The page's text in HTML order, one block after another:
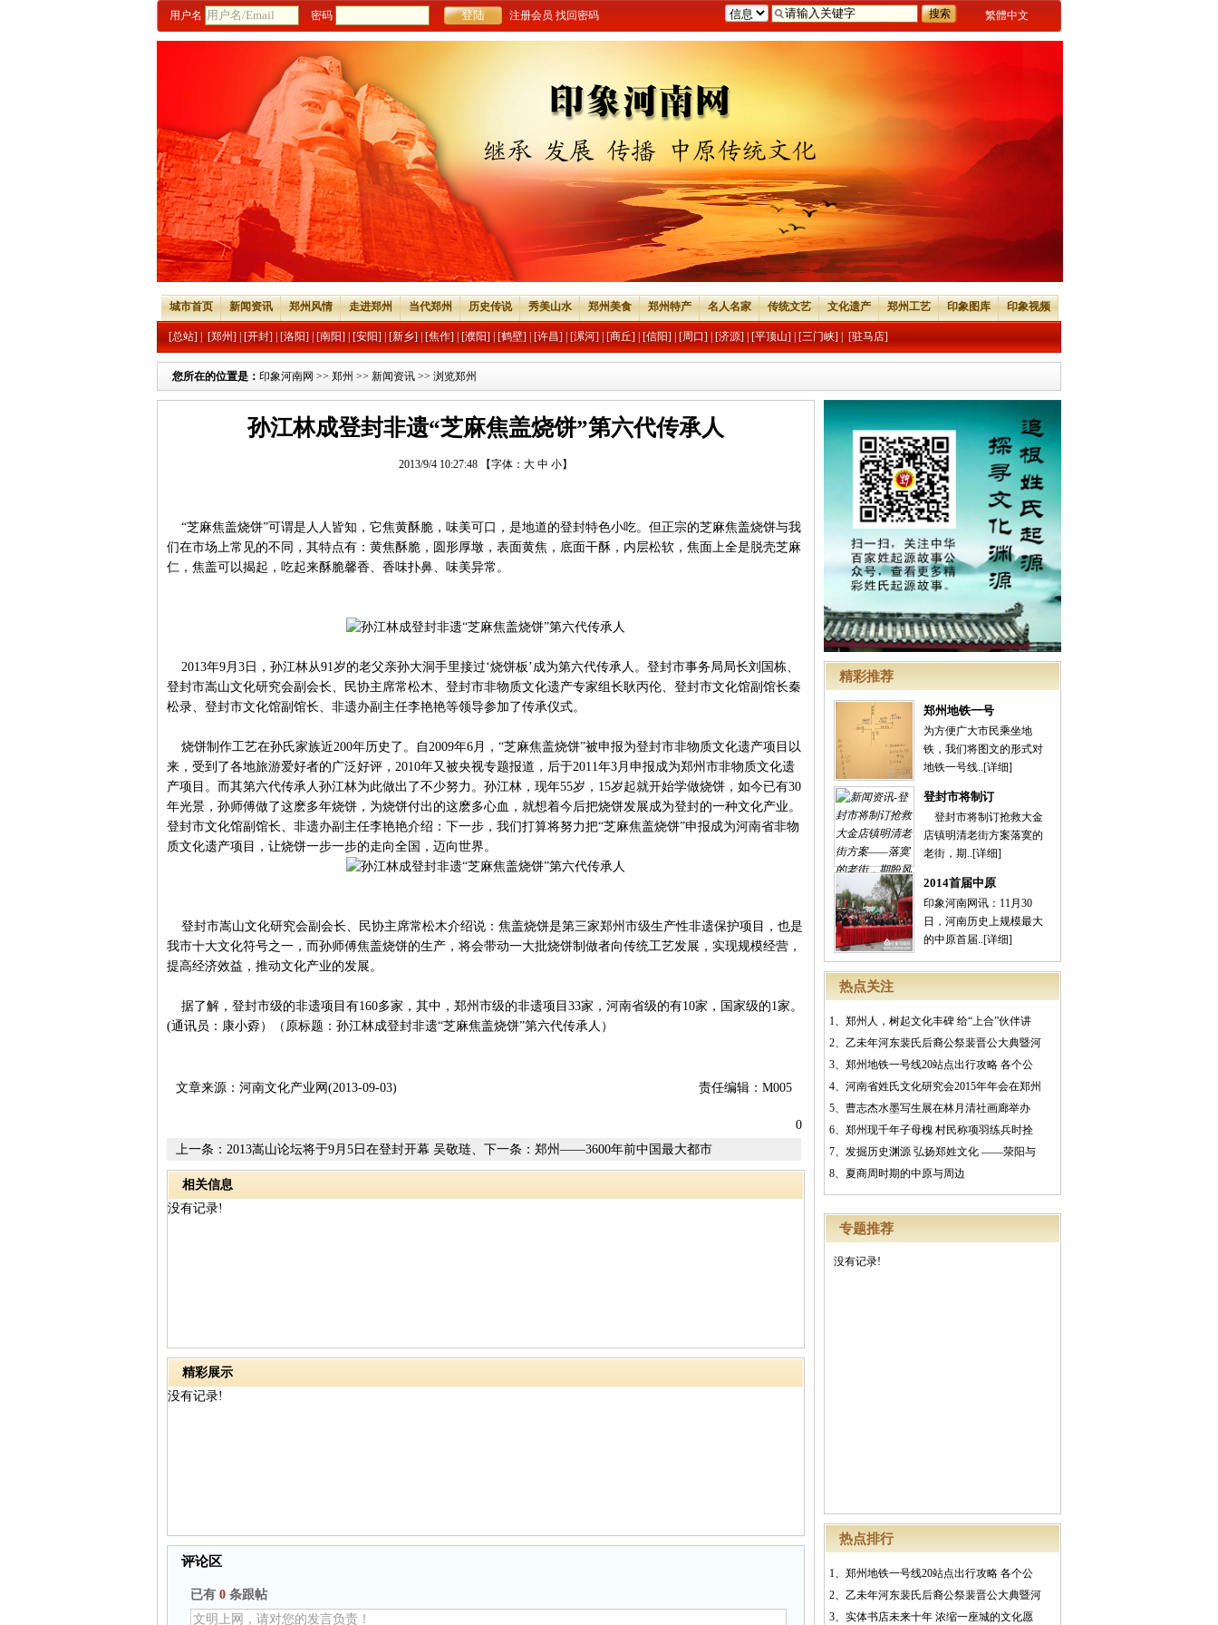
繁體中文
用户名 密码 注册会员 找回密码
城市首页 新闻资讯 郑州风情 走进郑州 当代郑州 历史传说 秀美山水 郑州美食 郑州特产 名人名家 传统文艺 文化遗产 郑州工艺 印象图库 印象视频
[总站] [郑州] [开封] [洛阳] [南阳] [安阳] [新乡] [焦作] [濮阳] [鹤壁] [许昌] [漯河] [商丘] [信阳] [周口] [济源] [平顶山] [三门峡] [驻马店]
您所在的位置是： 印象河南网 >> 郑州 >> 新闻资讯 >> 浏览郑州
精彩推荐
郑州地铁一号
为方便广大市民乘坐地
铁，我们将图文的形式对
地铁一号线..[详细]
登封市将制订
登封市将制订抢救大金
店镇明清老街方案落寞的
老街，期..[详细]
2014首届中原
印象河南网讯：11月30
日，河南历史上规模最大
的中原首届..[详细]
热点关注
1、 郑州人，树起文化丰碑 给“上合”伙伴讲
2、 乙未年河东裴氏后裔公祭裴晋公大典暨河
3、 郑州地铁一号线20站点出行攻略 各个公
4、 河南省姓氏文化研究会2015年年会在郑州
5、 曹志杰水墨写生展在林月清社画廊举办
6、 郑州现千年子母槐 村民称项羽练兵时拴
7、 发掘历史渊源 弘扬郑姓文化 ——荥阳与
8、 夏商周时期的中原与周边
专题推荐
没有记录!
热点排行
1、 郑州地铁一号线20站点出行攻略 各个公
2、 乙未年河东裴氏后裔公祭裴晋公大典暨河
3、 实体书店未来十年 浓缩一座城的文化愿
孙江林成登封非遗“芝麻焦盖烧饼”第六代传承人
2013/9/4 10:27:48 【字体： 大 中 小】
“芝麻焦盖烧饼”可谓是人人皆知，它焦黄酥脆，味美可口，是地道的登封特色小吃。但正宗的芝麻焦盖烧饼与我
们在市场上常见的不同，其特点有：黄焦酥脆，圆形厚墩，表面黄焦，底面干酥，内层松软，焦面上全是脱壳芝麻
仁，焦盖可以揭起，吃起来酥脆馨香、香味扑鼻、味美异常。
2013年9月3日，孙江林从91岁的老父亲孙大洞手里接过‘烧饼板’成为第六代传承人。登封市事务局局长刘国栋、
登封市嵩山文化研究会副会长、民协主席常松木、登封市非物质文化遗产专家组长耿丙伦、登封市文化馆副馆长秦
松录、登封市文化馆副馆长、非遗办副主任李艳艳等领导参加了传承仪式。
烧饼制作工艺在孙氏家族近200年历史了。自2009年6月，“芝麻焦盖烧饼”被申报为登封市非物质文化遗产项目以
来，受到了各地旅游爱好者的广泛好评，2010年又被央视专题报道，后于2011年3月申报成为郑州市非物质文化遗
产项目。而其第六代传承人孙江林为此做出了不少努力。孙江林，现年55岁，15岁起就开始学做烧饼，如今已有30
年光景，孙师傅做了这麽多年烧饼，为烧饼付出的这麽多心血，就想着今后把烧饼发展成为登封的一种文化产业。
登封市文化馆副馆长、非遗办副主任李艳艳介绍：下一步，我们打算将努力把“芝麻焦盖烧饼”申报成为河南省非物
质文化遗产项目，让烧饼一步一步的走向全国，迈向世界。
登封市嵩山文化研究会副会长、民协主席常松木介绍说：焦盖烧饼是第三家郑州市级生产性非遗保护项目，也是
我市十大文化符号之一，而孙师傅焦盖烧饼的生产，将会带动一大批烧饼制做者向传统工艺发展，实现规模经营，
提高经济效益，推动文化产业的发展。
据了解，登封市级的非遗项目有160多家，其中，郑州市级的非遗项目33家，河南省级的有10家，国家级的1家。
(通讯员：康小孬）（原标题：孙江林成登封非遗“芝麻焦盖烧饼”第六代传承人）
责任编辑：M005
文章来源：河南文化产业网(2013-09-03)
0
下一条： 郑州——3600年前中国最大都市
上一条： 2013嵩山论坛将于9月5日在登封开幕 吴敬琏、
杜维明等将奉献精彩演讲
相关信息
没有记录!
精彩展示
没有记录!
评论区
已有 0 条跟帖